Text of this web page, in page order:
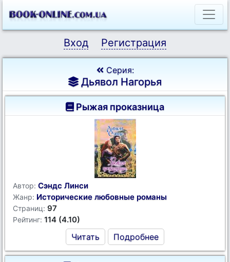
Вход Регистрация
Серия:
Дьявол Нагорья
Рыжая проказница
Автор: Сэндс Линси
Жанр: Исторические любовные романы
Страниц: 97
Рейтинг: 114 (4.10)
Читать Подробнее